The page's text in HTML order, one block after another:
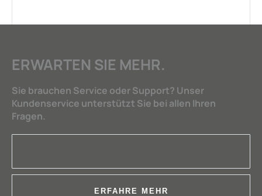
ERWARTEN SIE MEHR.
Sie brauchen Service oder Support? Unser
Kundenservice unterstützt Sie bei allen Ihren
Fragen.
ERFAHRE MEHR